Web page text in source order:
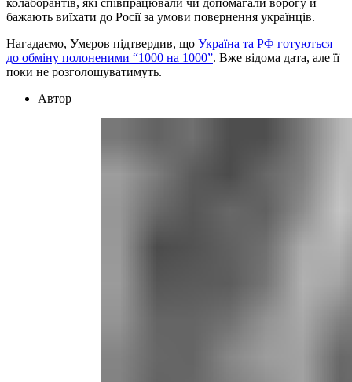
колаборантів, які співпрацювали чи допомагали ворогу й
бажають виїхати до Росії за умови повернення українців.
Нагадаємо, Умєров підтвердив, що Україна та РФ готуються
до обміну полоненими “1000 на 1000”. Вже відома дата, але її
поки не розголошуватимуть.
Автор